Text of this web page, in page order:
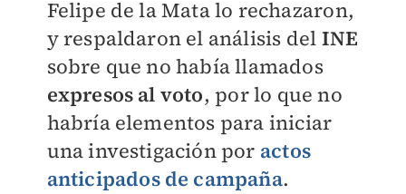
Felipe de la Mata lo rechazaron,
y respaldaron el análisis del INE
sobre que no había llamados
expresos al voto, por lo que no
habría elementos para iniciar
una investigación por actos
anticipados de campaña.